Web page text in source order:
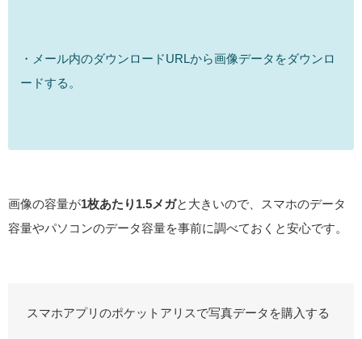
・メール内のダウンロードURLから画像データをダウンロ
ードする。
画像の容量が1枚あたり1.5メガと大きいので、スマホのデータ
容量やパソコンのデータ容量を事前に調べておくと安心です。
スマホアプリのポケットアリスで写真データを購入する